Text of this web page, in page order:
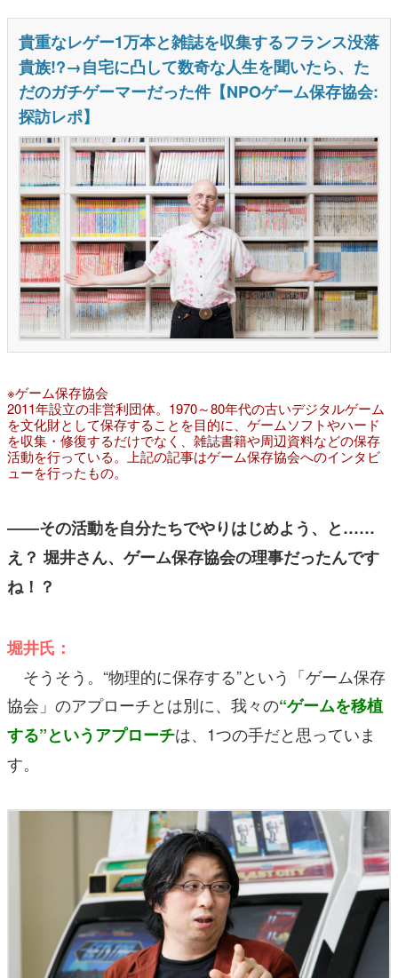
※ゲーム保存協会
2011年設立の非営利団体。1970～80年代の古いデジタルゲーム
を文化財として保存することを目的に、ゲームソフトやハード
を収集・修復するだけでなく、雑誌書籍や周辺資料などの保存
活動を行っている。上記の記事はゲーム保存協会へのインタビ
ューを行ったもの。
――その活動を自分たちでやりはじめよう、と……
え？ 堀井さん、ゲーム保存協会の理事だったんです
ね！？
堀井氏：
そうそう。“物理的に保存する”という「ゲーム保存
協会」のアプローチとは別に、我々の“ゲームを移植
する”というアプローチは、1つの手だと思っていま
す。